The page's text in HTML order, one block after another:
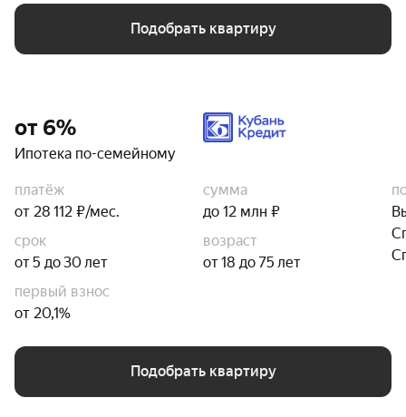
Подобрать квартиру
от 6%
Ипотека по-семейному
платёж
от 28 112 ₽/мес.
сумма
до 12 млн ₽
срок
от 5 до 30 лет
возраст
от 18 до 75 лет
первый взнос
от 20,1%
Подобрать квартиру